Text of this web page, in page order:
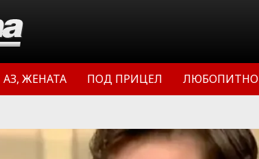
АЗ, ЖЕНАТА ПОД ПРИЦЕЛ ЛЮБОПИТНО